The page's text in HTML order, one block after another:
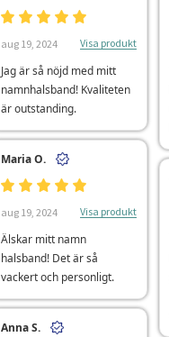
aug 19, 2024 Visa produkt
Jag är så nöjd med mitt
namnhalsband! Kvaliteten
är outstanding.
Maria O.
aug 19, 2024 Visa produkt
Älskar mitt namn
halsband! Det är så
vackert och personligt.
Anna S.